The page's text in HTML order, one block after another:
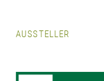
AUSSTELLER